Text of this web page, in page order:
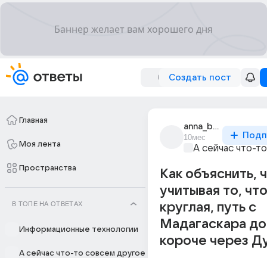
Создать пост
Главная
Моя лента
Пространства
В ТОПЕ НА ОТВЕТАХ
Информационные технологии
А сейчас что-то совсем другое
anna_belova_3583
10мес
А сейчас что-
Как объяснить,
учитывая то,
круглая, путь с
Мадагаскара
короче через